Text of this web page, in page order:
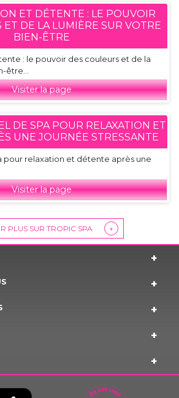
ET DÉTENTE : LE POUVOIR
ET DE LA LUMIÈRE SUR VOTRE
BIEN-ÊTRE
: le pouvoir des couleurs et de la
être...
Visiter la page
DE SPA POUR RELAXATION ET
UNE JOURNÉE STRESSANTE
pour relaxation et détente après une
Visiter la page
PLUS SUR TROPIC SPA +